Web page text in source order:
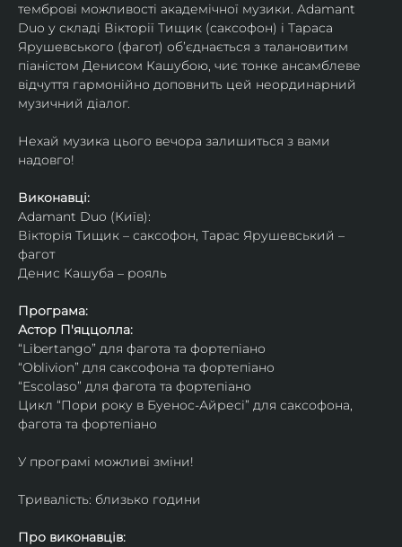
темброві можливості академічної музики. Adamant
Duo у складі Вікторії Тищик (саксофон) і Тараса
Ярушевського (фагот) об’єднається з талановитим
піаністом Денисом Кашубою, чиє тонке ансамблеве
відчуття гармонійно доповнить цей неординарний
музичний діалог.
Нехай музика цього вечора залишиться з вами
надовго!
Виконавці:
Adamant Duo (Київ):
Вікторія Тищик – саксофон, Тарас Ярушевський –
фагот
Денис Кашуба – рояль
Програма:
Астор П'яццолла:
“Libertango” для фагота та фортепіано
“Oblivion” для саксофона та фортепіано
“Escolaso” для фагота та фортепіано
Цикл “Пори року в Буенос-Айресі” для саксофона,
фагота та фортепіано
У програмі можливі зміни!
Тривалість: близько години
Про виконавців: